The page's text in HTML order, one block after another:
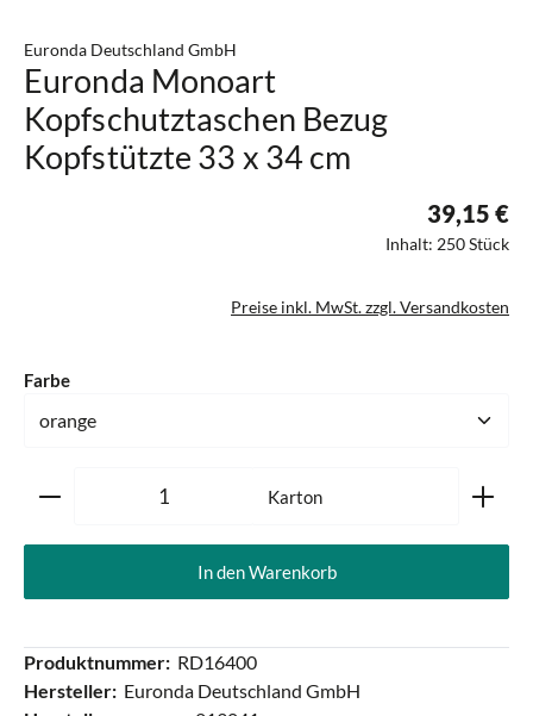
Euronda Deutschland GmbH
Euronda Monoart
Kopfschutztaschen Bezug
Kopfstützte 33 x 34 cm
39,15 €
Inhalt: 250 Stück
Preise inkl. MwSt. zzgl. Versandkosten
Farbeauswählen
Produkt Anzahl: Gib den gewünschten Wert ein oder
Karton
In den Warenkorb
Produktnummer: RD16400
Hersteller: Euronda Deutschland GmbH